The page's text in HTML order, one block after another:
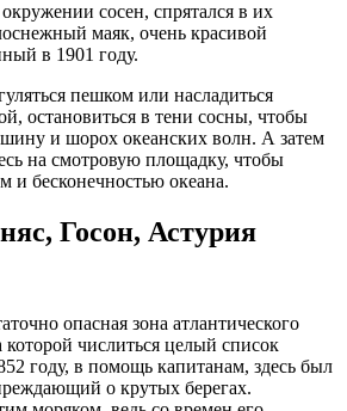
сосен, спрятался в их
маяк, очень красивой
в 1901 году.
пешком или насладиться
остановиться в тени сосны, чтобы
и шорох океанских волн. А затем
на смотровую площадку, чтобы
и бесконечностью океана.
Госон, Астурия
опасная зона атлантического
числиться целый список
году, в помощь капитанам, здесь был
о крутых берегах.